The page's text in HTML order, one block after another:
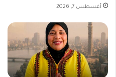
ر
ع
أغسطس 7, 2026